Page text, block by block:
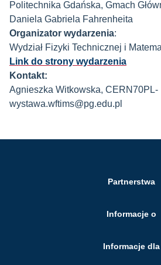
Politechnika Gdańska, Gmach
Daniela Gabriela Fahrenheita
Organizator wydarzenia:
Wydział Fizyki Technicznej i
Link do strony wydarzenia
Kontakt:
Agnieszka Witkowska, CERN70PL-
wystawa.wftims@pg.edu.pl
Partnerstwa
Informacje o
Informacje dla